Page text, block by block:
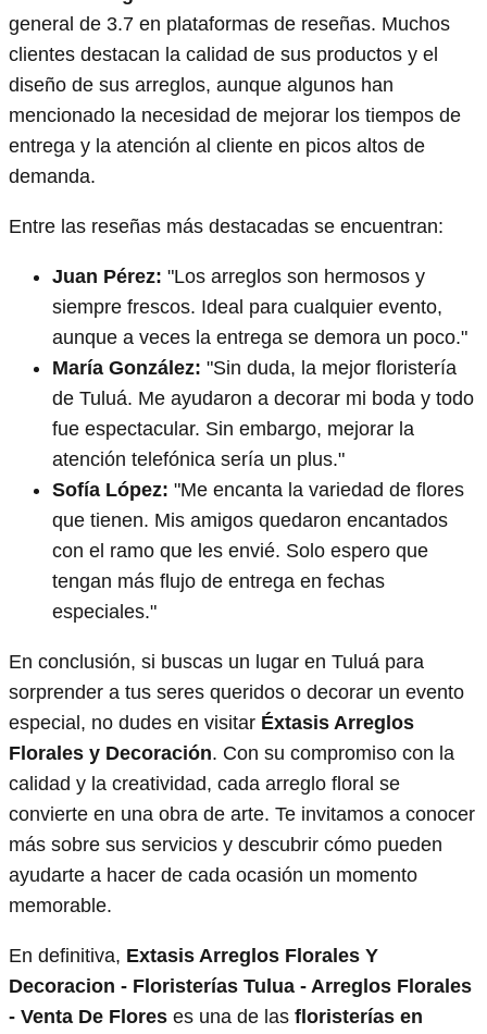
general de 3.7 en plataformas de reseñas. Muchos
clientes destacan la calidad de sus productos y el
diseño de sus arreglos, aunque algunos han
mencionado la necesidad de mejorar los tiempos de
entrega y la atención al cliente en picos altos de
demanda.
Entre las reseñas más destacadas se encuentran:
Juan Pérez: "Los arreglos son hermosos y
siempre frescos. Ideal para cualquier evento,
aunque a veces la entrega se demora un poco."
María González: "Sin duda, la mejor floristería
de Tuluá. Me ayudaron a decorar mi boda y todo
fue espectacular. Sin embargo, mejorar la
atención telefónica sería un plus."
Sofía López: "Me encanta la variedad de flores
que tienen. Mis amigos quedaron encantados
con el ramo que les envié. Solo espero que
tengan más flujo de entrega en fechas
especiales."
En conclusión, si buscas un lugar en Tuluá para
sorprender a tus seres queridos o decorar un evento
especial, no dudes en visitar Éxtasis Arreglos
Florales y Decoración. Con su compromiso con la
calidad y la creatividad, cada arreglo floral se
convierte en una obra de arte. Te invitamos a conocer
más sobre sus servicios y descubrir cómo pueden
ayudarte a hacer de cada ocasión un momento
memorable.
En definitiva, Extasis Arreglos Florales Y
Decoracion - Floristerías Tulua - Arreglos Florales
- Venta De Flores es una de las floristerías en